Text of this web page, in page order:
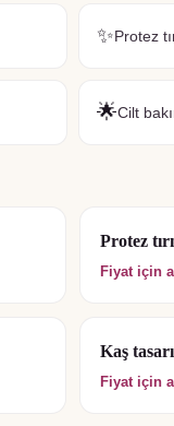
✨Protez
🌟Cilt
Protez
Fiyat için
Kaş
Fiyat için